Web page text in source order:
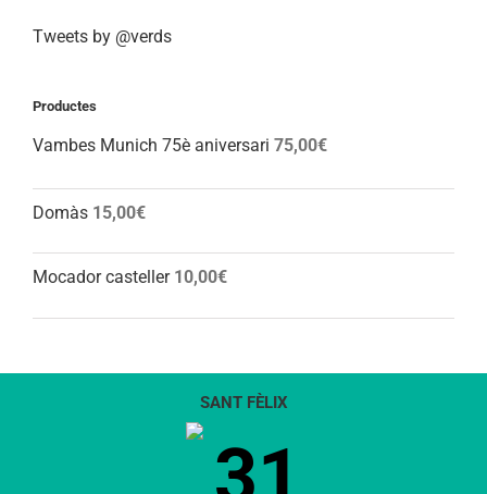
Tweets by @verds
Productes
Vambes Munich 75è aniversari 75,00€
Domàs 15,00€
Mocador casteller 10,00€
SANT FÈLIX